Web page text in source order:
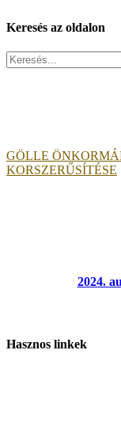
Keresés az oldalon
Search
for:
GÖLLE
KORSZERŰSÍTÉSE
2024.
Hasznos linkek